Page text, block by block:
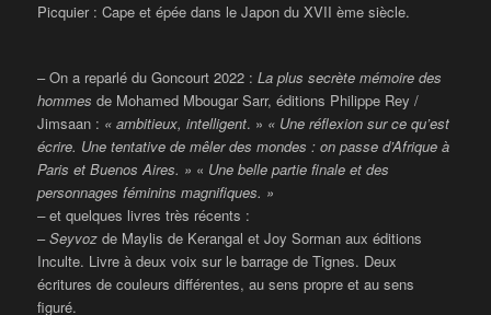
Picquier : Cape et épée dans le Japon du XVII ème siècle.
– On a reparlé du Goncourt 2022 :La plus secrète mémoire des
hommes de Mohamed Mbougar Sarr, éditions Philippe Rey /
Jimsaan : « ambitieux, intelligent. » « Une réflexion sur ce qu’est
écrire. Une tentative de mêler des mondes : on passe d’Afrique à
Paris et Buenos Aires. » « Une belle partie finale et des
personnages féminins magnifiques. »
–et quelques livres très récents :
–Seyvoz de Maylis de Kerangal et Joy Sorman aux éditions
Inculte. Livre à deux voix sur le barrage de Tignes. Deux
écritures de couleurs différentes, au sens propre et au sens
figuré.